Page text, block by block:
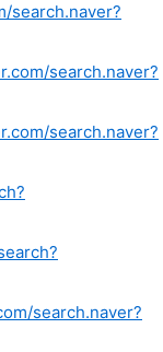
search.naver?
search.naver?
search.naver?
search.naver?